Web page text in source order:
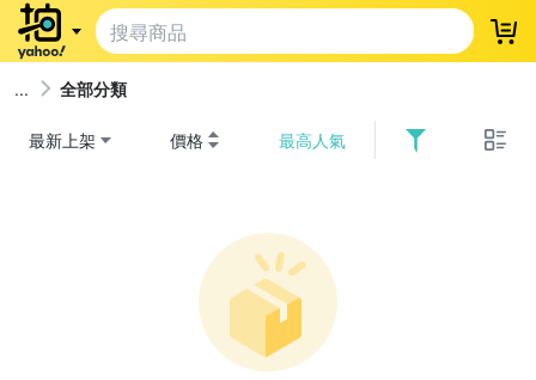
登
全部分類
最新上架 價格 最高人氣